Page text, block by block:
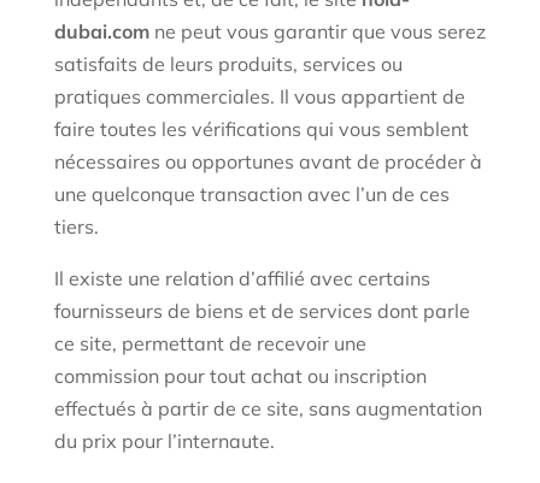
dubai.comne peut vous garantir que vous serez
satisfaits de leurs produits, services ou
pratiques commerciales. Il vous appartient de
faire toutes les vérifications qui vous semblent
nécessaires ou opportunes avant de procéder à
une quelconque transaction avec l’un de ces
tiers.
Il existe une relation d’affilié avec certains
fournisseurs de biens et de services dont parle
ce site, permettant de recevoir une
commission pour tout achat ou inscription
effectués à partir de ce site, sans augmentation
du prix pour l’internaute.